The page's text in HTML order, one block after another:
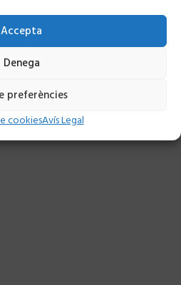
Accepta
Denega
preferències
cookiesAvís Legal